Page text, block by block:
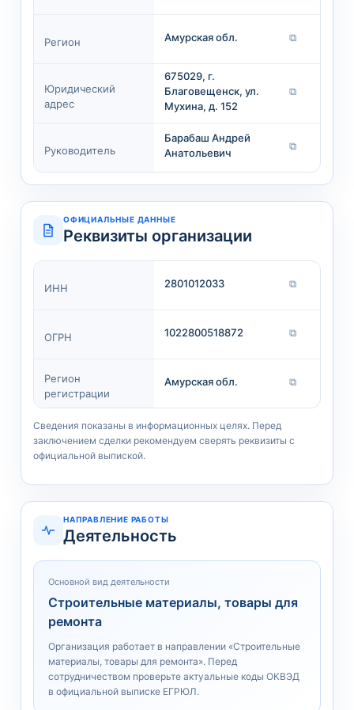
Регион Амурская обл. ⧉
Юридический
адрес
675029, г.
Благовещенск, ул.
Мухина, д. 152
⧉
Руководитель
Барабаш Андрей
Анатольевич
⧉
ОФИЦИАЛЬНЫЕ ДАННЫЕ
Реквизиты организации
ИНН 2801012033 ⧉
ОГРН 1022800518872 ⧉
Регион
регистрации
Амурская обл. ⧉
Сведения показаны в информационных целях. Перед
заключением сделки рекомендуем сверять реквизиты с
официальной выпиской.
НАПРАВЛЕНИЕ РАБОТЫ
Деятельность
Основной вид деятельности
Строительные материалы, товары для
ремонта
Организация работает в направлении «Строительные
материалы, товары для ремонта». Перед
сотрудничеством проверьте актуальные коды ОКВЭД
в официальной выписке ЕГРЮЛ.